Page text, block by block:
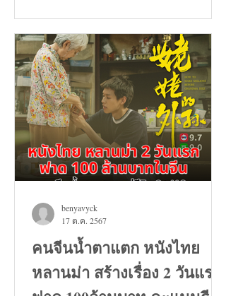
คนจีนน้ำตาแตก หนังไทย
หลานม่า สร้างเรื่อง 2 วันแรก
benyavyck
17 ต.ค. 2567